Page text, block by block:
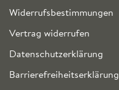
Widerrufsbestimmungen
Vertrag widerrufen
Datenschutzerklärung
Barrierefreiheitserklärung